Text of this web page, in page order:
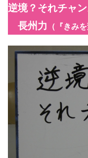
逆境？それチャン
長州力
（『きみ